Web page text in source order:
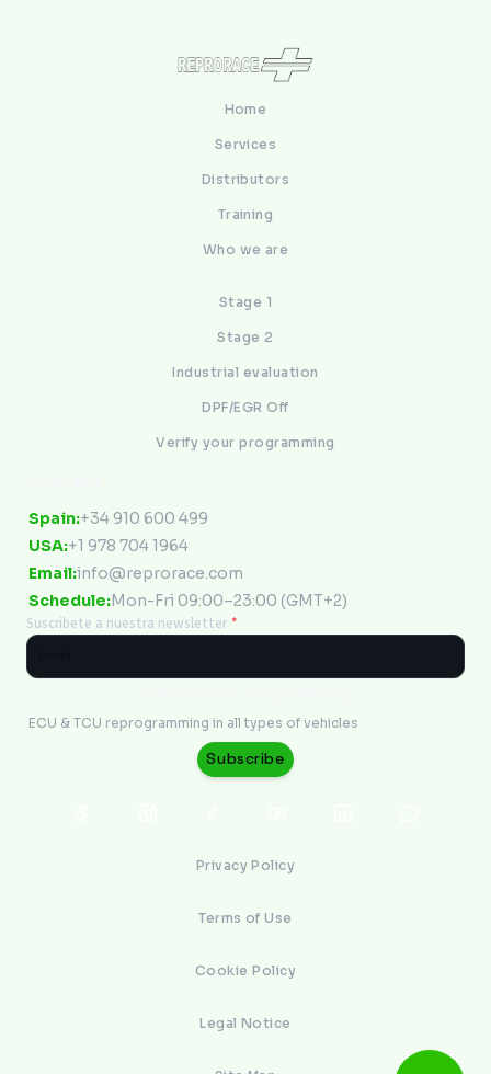
Home
Services
Distributors
Training
Who we are
Stage 1
Stage 2
Industrial evaluation
DPF/EGR Off
Verify your programming
Spain:+34 910 600 499
USA:+1 978 704 1964
Email:info@reprorace.com
Schedule:Mon-Fri 09:00–23:00 (GMT+2)
Suscribete a nuestra newsletter *
ECU & TCU reprogramming in all types of vehicles
Subscribe
Privacy Policy
Terms of Use
Cookie Policy
Legal Notice